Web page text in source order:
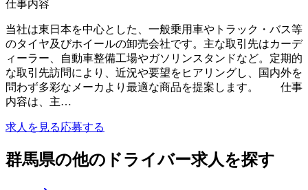
仕事内容
当社は東日本を中心とした、一般乗用車やトラック・バス等
のタイヤ及びホイールの卸売会社です。主な取引先はカーデ
ィーラー、自動車整備工場やガソリンスタンドなど。定期的
な取引先訪問により、近況や要望をヒアリングし、国内外を
問わず多彩なメーカより最適な商品を提案します。 仕事
内容は、主…
求人を見る応募する
群馬県の他のドライバー求人を探す